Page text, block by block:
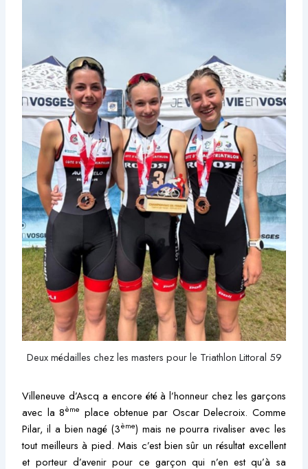
Deux médailles chez les masters pour le Triathlon Littoral 59
Villeneuve d’Ascq a encore été à l’honneur chez les garçons
avec la 8ème place obtenue par Oscar Delecroix. Comme
Pilar, il a bien nagé (3ème) mais ne pourra rivaliser avec les
tout meilleurs à pied. Mais c’est bien sûr un résultat excellent
et porteur d’avenir pour ce garçon qui n’en est qu’à sa